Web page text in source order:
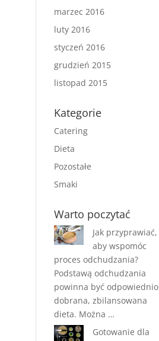
marzec 2016
luty 2016
styczeń 2016
grudzień 2015
listopad 2015
Kategorie
Catering
Dieta
Pozostałe
Smaki
Warto poczytać
Jak przyprawiać,
aby wspomóc
proces odchudzania?
Podstawą odchudzania
powinna być odpowiednio
dobrana, zbilansowana
dieta. Można …
Gotowanie dla